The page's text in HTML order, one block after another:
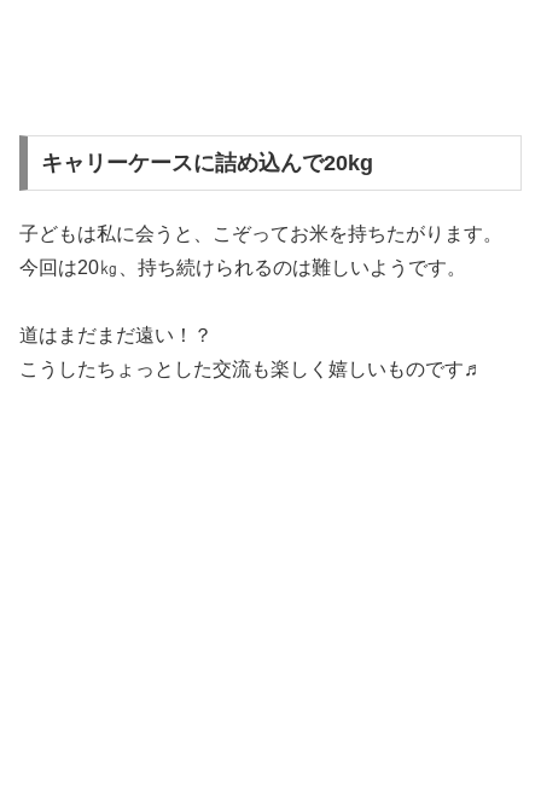
キャリーケースに詰め込んで20kg
子どもは私に会うと、こぞってお米を持ちたがります。
今回は20㎏、持ち続けられるのは難しいようです。
道はまだまだ遠い！？
こうしたちょっとした交流も楽しく嬉しいものです♬